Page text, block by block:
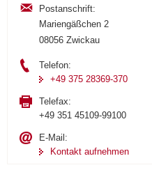
Postanschrift:
Mariengäßchen 2
08056 Zwickau
Telefon:
+49 375 28369-370
Telefax:
+49 351 45109-99100
E-Mail:
Kontakt aufnehmen